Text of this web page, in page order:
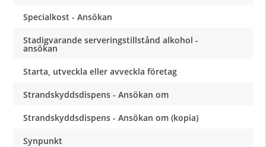
Specialkost - Ansökan
Stadigvarande serveringstillstånd alkohol -
ansökan
Starta, utveckla eller avveckla företag
Strandskyddsdispens - Ansökan om
Strandskyddsdispens - Ansökan om (kopia)
Synpunkt